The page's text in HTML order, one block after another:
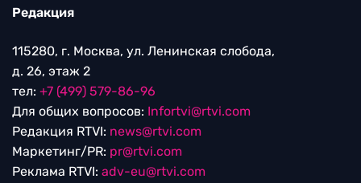
Редакция
115280, г. Москва, ул. Ленинская слобода,
д. 26, этаж 2
тел: +7 (499) 579-86-96
Для общих вопросов: Infortvi@rtvi.com
Редакция RTVI: news@rtvi.com
Маркетинг/PR: pr@rtvi.com
Реклама RTVI: adv-eu@rtvi.com